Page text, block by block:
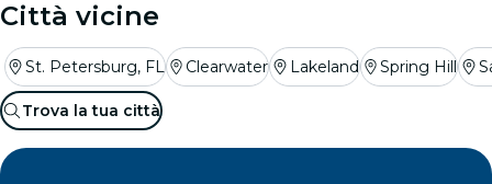
Città vicine
St. Petersburg, FL Clearwater Lakeland Spring Hill
Trova la tua città